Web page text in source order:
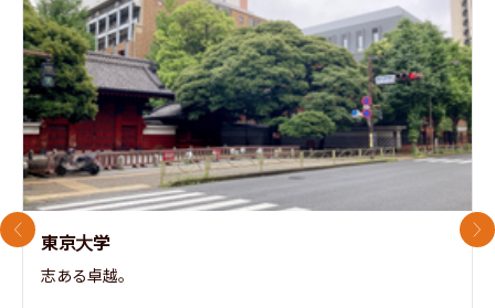
東京大学
志ある卓越。
前のスライド 次